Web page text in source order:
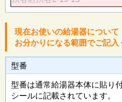
現在お使いの給湯器について
お分かりになる範囲でご記入
型番
型番は通常給湯器本体に貼り
シールに記載されています。